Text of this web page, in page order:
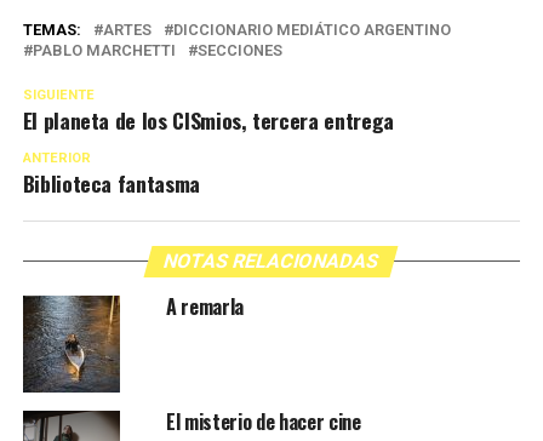
TEMAS: ARTES
DICCIONARIO MEDIÁTICO ARGENTINO
PABLO MARCHETTI
SECCIONES
SIGUIENTE
El planeta de los CISmios, tercera entrega
ANTERIOR
Biblioteca fantasma
NOTAS RELACIONADAS
A remarla
El misterio de hacer cine